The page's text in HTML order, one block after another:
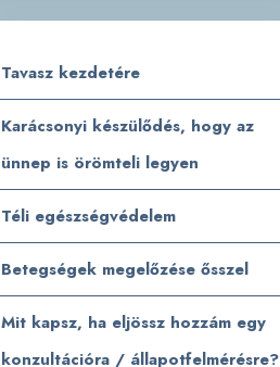
Tavasz kezdetére
Karácsonyi készülődés, hogy az
ünnep is örömteli legyen
Téli egészségvédelem
Betegségek megelőzése ősszel
Mit kapsz, ha eljössz hozzám egy
konzultációra / állapotfelmérésre?